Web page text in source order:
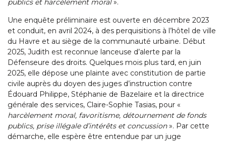
publics et harcèlement moral».
Une enquête préliminaire est ouverte en décembre 2023
et conduit, en avril 2024, à des perquisitions à l’hôtel de ville
du Havre et au siège de la communauté urbaine. Début
2025, Judith est reconnue lanceuse d’alerte par la
Défenseure des droits. Quelques mois plus tard, en juin
2025, elle dépose une plainte avec constitution de partie
civile auprès du doyen des juges d’instruction contre
Édouard Philippe, Stéphanie de Bazelaire et la directrice
générale des services, Claire-Sophie Tasias, pour «
harcèlement moral, favoritisme, détournement de fonds
publics, prise illégale d’intérêts et concussion». Par cette
démarche, elle espère être entendue par un juge